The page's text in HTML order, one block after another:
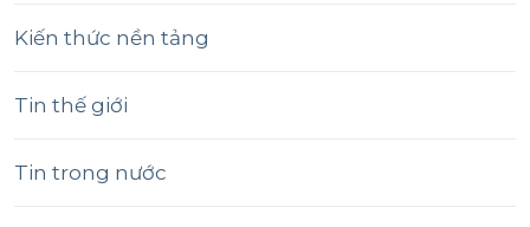
Kiến thức nền tảng
Tin thế giới
Tin trong nước